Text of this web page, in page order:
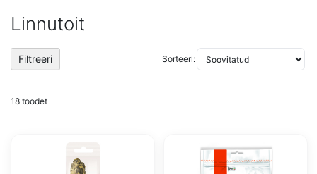
Linnutoit
18 toodet
Sorteeri:
Filtreeri